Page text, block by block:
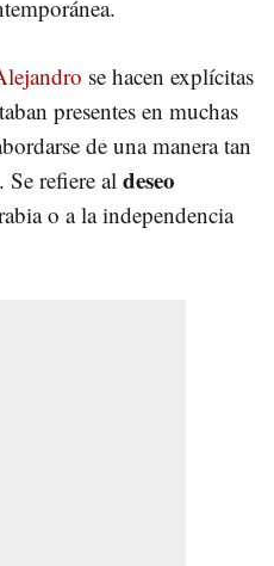
se hacen explícitas
presentes en muchas
de una manera tan
Se refiere al deseo
o a la independencia